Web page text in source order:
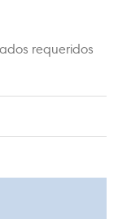
requeridos